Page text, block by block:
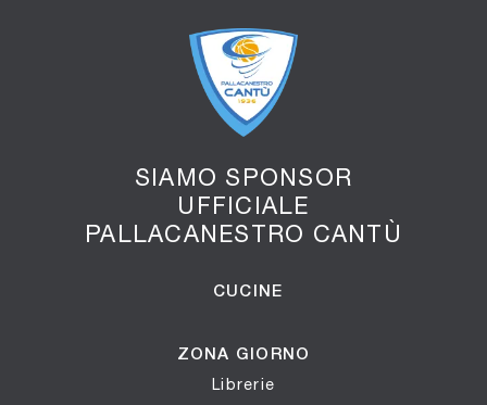
SIAMO SPONSOR
UFFICIALE
PALLACANESTRO CANTÙ
CUCINE
ZONA GIORNO
Librerie